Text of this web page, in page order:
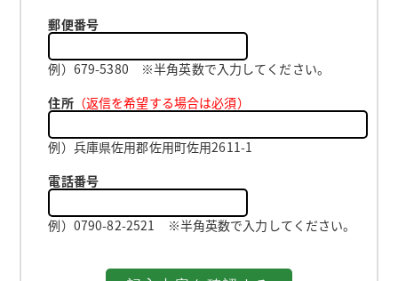
郵便番号
例）679-5380 ※半角英数で入力してください。
住所（返信を希望する場合は必須）
例）兵庫県佐用郡佐用町佐用2611-1
電話番号
例）0790-82-2521 ※半角英数で入力してください。